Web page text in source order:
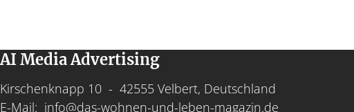
AI Media Advertising
Kirschenknapp 10 - 42555 Velbert, Deutschland
E-Mail: info@das-wohnen-und-leben-magazin.de